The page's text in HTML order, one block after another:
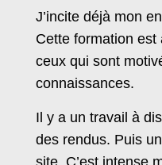
J’incite déjà mon
Cette formation
ceux qui sont
connaissances.
Il y a un travail à
des rendus. Puis